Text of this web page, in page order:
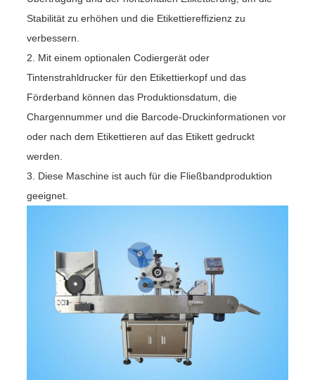
Stabilität zu erhöhen und die Etikettiereffizienz zu
verbessern.
2. Mit einem optionalen Codiergerät oder
Tintenstrahldrucker für den Etikettierkopf und das
Förderband können das Produktionsdatum, die
Chargennummer und die Barcode-Druckinformationen vor
oder nach dem Etikettieren auf das Etikett gedruckt
werden.
3. Diese Maschine ist auch für die Fließbandproduktion
geeignet.